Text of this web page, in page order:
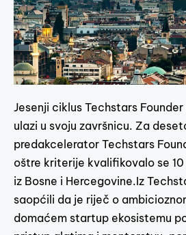
Jesenji ciklus Techstars
ulazi u svoju završnicu. Za
predakcelerator Techstars
oštre kriterije kvalifikovalo se
iz Bosne i Hercegovine.Iz
saopćili da je riječ o
domaćem startup ekosistemu